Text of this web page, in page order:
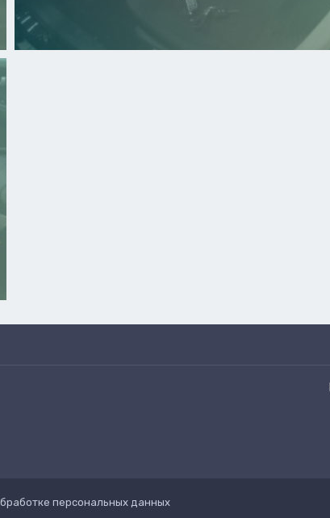
персональных данных